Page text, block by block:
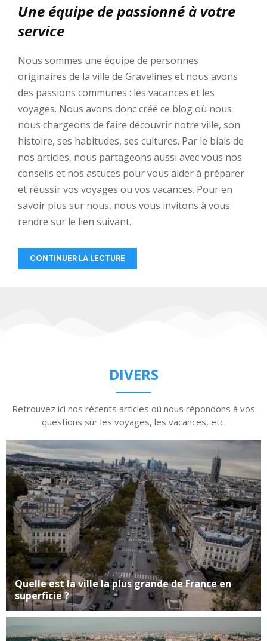
Une équipe de passionné à votre
service
Nous sommes une équipe de personnes
originaires de la ville de Gravelines et nous avons
des passions communes : les vacances et les
voyages. Nous avons donc créé ce blog où nous
nous chargeons de faire découvrir notre ville, son
histoire, ses habitudes, ses cultures. Par le biais de
nos articles, nous partageons aussi avec vous nos
conseils et nos astuces pour vous aider à préparer
et réussir vos voyages ou vos vacances. Pour en
savoir plus sur nous, nous vous invitons à vous
rendre sur le lien suivant.
CONTINUER LA LECTURE
DIVERS
Retrouvez ici nos récents articles où nous répondons à vos
questions sur les voyages, les vacances, etc.
Quelle est la ville la plus grande de France en
superficie ?